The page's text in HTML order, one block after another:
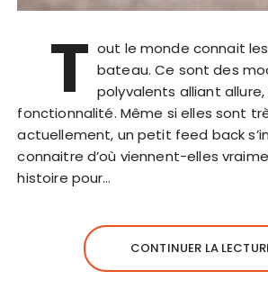
T out le monde connait
bateau. Ce sont des
polyvalents alliant
fonctionnalité. Même si elles sont
actuellement, un petit feed back
connaitre d’où viennent-elles
histoire pour…
CONTINUER LA